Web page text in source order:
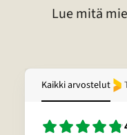
Lue mitä
Kaikki arvostelut